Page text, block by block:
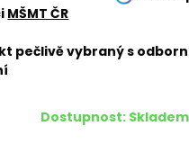
MŠMT ČR
pečlivě vybraný s
Dostupnost: Skladem